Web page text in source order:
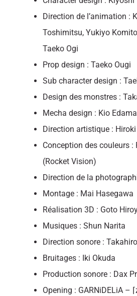
Direction de l’animation :
Toshimitsu, Yukiyo
Taeko Ogi
Prop design : Taeko Ougi
Sub character design :
Design des monstres :
Mecha design : Kio
Direction artistique :
Conception des couleurs :
(Rocket Vision)
Direction de la
Montage : Mai Hasegawa
Réalisation 3D : Goto
Musiques : Shun Narita
Direction sonore :
Bruitages : Iki Okuda
Production sonore : Dax
Opening : GARNiDELiA –